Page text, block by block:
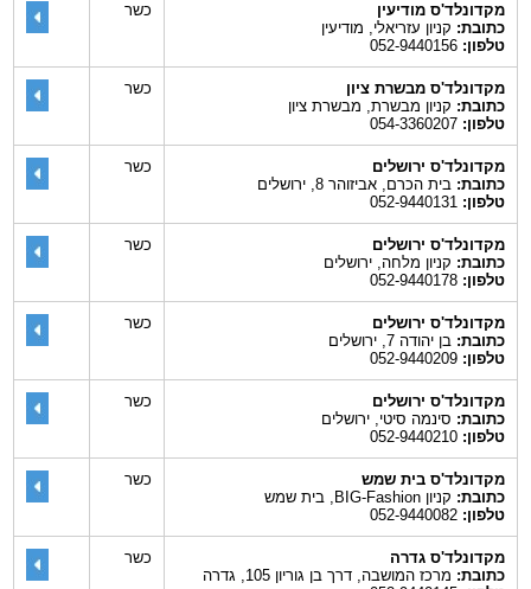
מקדונלד'ס מודיעין
כתובת:קניון עזריאלי, מודיעין
טלפון:052-9440156
כשר
מקדונלד'ס מבשרת ציון
כתובת:קניון מבשרת, מבשרת ציון
טלפון:054-3360207
כשר
מקדונלד'ס ירושלים
כתובת:בית הכרם, אביזוהר 8, ירושלים
טלפון:052-9440131
כשר
מקדונלד'ס ירושלים
כתובת:קניון מלחה, ירושלים
טלפון:052-9440178
כשר
מקדונלד'ס ירושלים
כתובת:בן יהודה 7, ירושלים
טלפון:052-9440209
כשר
מקדונלד'ס ירושלים
כתובת:סינמה סיטי, ירושלים
טלפון:052-9440210
כשר
מקדונלד'ס בית שמש
כתובת:קניון BIG-Fashion, בית שמש
טלפון:052-9440082
כשר
מקדונלד'ס גדרה
כתובת:מרכז המושבה, דרך בן גוריון 105, גדרה
כשר